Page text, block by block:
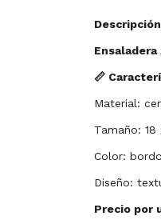
Descripción
Ensaladera
📏
Material:
Tamaño:
Color:
Diseño:
Precio por